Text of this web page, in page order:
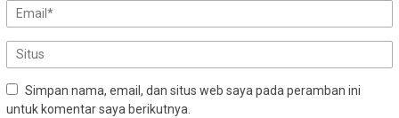
Simpan nama, email, dan situs web saya pada peramban ini
untuk komentar saya berikutnya.